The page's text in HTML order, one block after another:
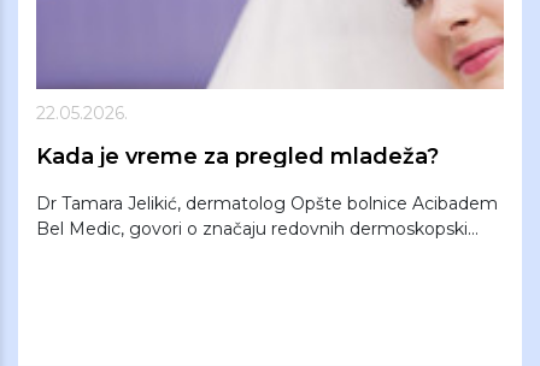
22.05.2026.
Kada je vreme za pregled mladeža?
Dr Tamara Jelikić, dermatolog Opšte bolnice Acibadem
Bel Medic, govori o značaju redovnih dermoskopski...